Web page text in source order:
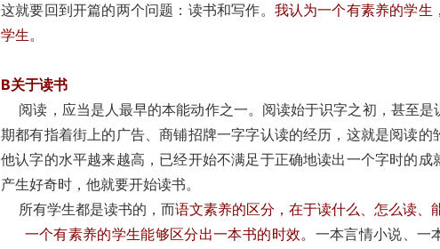
这就要回到开篇的两个问题：读书和写作。 我认为一个有素养的学生
学生。
B关于读书
阅读，应当是人最早的本能动作之一。阅读始于识字之初，甚至是
期都有指着街上的广告、商铺招牌一字字认读的经历，这就是阅读的
他认字的水平越来越高，已经开始不满足于正确地读出一个字时的成
产生好奇时，他就要开始读书。
所有学生都是读书的，而语文素养的区分，在于读什么、怎么读、
一个有素养的学生能够区分出一本书的时效。 一本言情小说、一